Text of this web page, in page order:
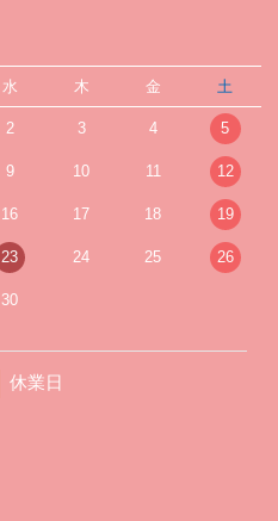
水 木 金 土
2 3 4 5
9 10 11 12
16 17 18 19
23 24 25 26
30
休業日